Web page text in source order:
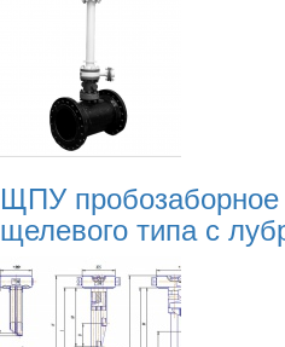
ЩПУ пробозаборное
щелевого типа с